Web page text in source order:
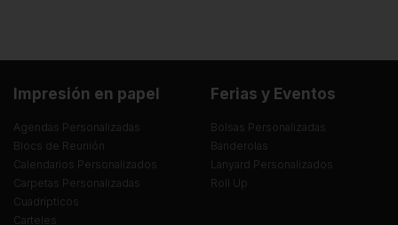
Impresión en papel
Agendas Personalizadas
Blocs de Reunión
Calendarios Personalizados
Carpetas Personalizadas
Cuadrípticos
Carteles
Ferias y Eventos
Bolsas Personalizadas
Banderolas
Lanyard Personalizados
Roll Up